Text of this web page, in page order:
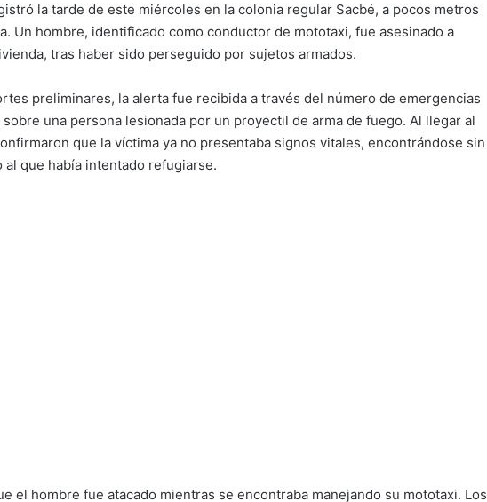
la tarde de este miércoles en la colonia regular Sacbé, a pocos metros
Un hombre, identificado como conductor de mototaxi, fue asesinado a
tras haber sido perseguido por sujetos armados.
preliminares, la alerta fue recibida a través del número de emergencias
sobre una persona lesionada por un proyectil de arma de fuego. Al llegar al
que la víctima ya no presentaba signos vitales, encontrándose sin
que había intentado refugiarse.
el hombre fue atacado mientras se encontraba manejando su mototaxi. Los